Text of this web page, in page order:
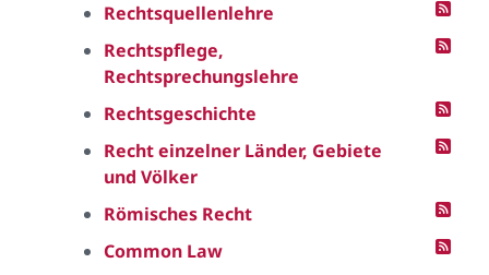
Rechtsquellenlehre
Rechtspflege,
Rechtsprechungslehre
Rechtsgeschichte
Recht einzelner Länder, Gebiete
und Völker
Römisches Recht
Common Law